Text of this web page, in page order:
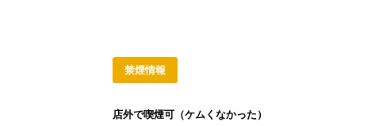
禁煙情報
店外で喫煙可（ケムくなかった）